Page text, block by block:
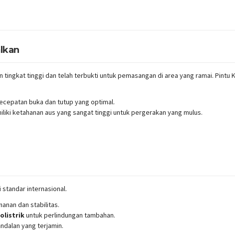
tinggi dan telah terbukti untuk pemasangan di area yang ramai. Pintu
buka dan tutup yang optimal.
ketahanan aus yang sangat tinggi untuk pergerakan yang mulus.
internasional.
dan stabilitas.
untuk perlindungan tambahan.
yang terjamin.